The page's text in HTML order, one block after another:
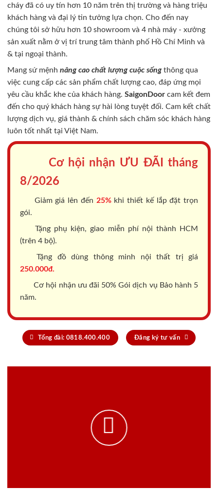
cháy đã có uy tín hơn 10 năm trên thị trường và hàng triệu
khách hàng và đại lý tin tưởng lựa chọn. Cho đến nay
chúng tôi sở hữu hơn 10 showroom và 4 nhà máy - xưởng
sản xuất nằm ở vị trí trung tâm thành phố Hồ Chí Minh và
& tại ngoại thành.
Mang sứ mệnh nâng cao chất lượng cuộc sốngthông qua
việc cung cấp các sản phẩm chất lượng cao, đáp ứng mọi
yêu cầu khắc khe của khách hàng. SaigonDoor cam kết đem
đến cho quý khách hàng sự hài lòng tuyệt đối. Cam kết chất
lượng dịch vụ, giá thành & chính sách chăm sóc khách hàng
luôn tốt nhất tại Việt Nam.
Cơ hội nhận ƯU ĐÃI tháng
8/2026
Giảm giá lên đến 25%khi thiết kế lắp đặt trọn
gói.
Tặng phụ kiện, giao miễn phí nội thành HCM
(trên 4 bộ).
Tặng đồ dùng thông minh nội thất trị giá
250.000đ.
Cơ hội nhận ưu đãi 50% Gói dịch vụ Bảo hành 5
năm.
Tổng đài: 0818.400.400 Đăng ký tư vấn